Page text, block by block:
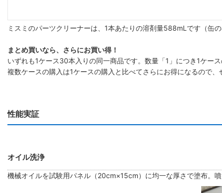
ミスミのパーツクリーナーは、1本あたりの溶剤量588mLです（缶
まとめ買いなら、さらにお買い得！
いずれも1ケース30本入りの同一商品です。数量「1」につき1ケー
複数ケースの購入は1ケースの購入と比べてさらにお得になるので
性能実証
オイル洗浄
機械オイルを試験用パネル（20cm×15cm）に均一な厚さで塗布。